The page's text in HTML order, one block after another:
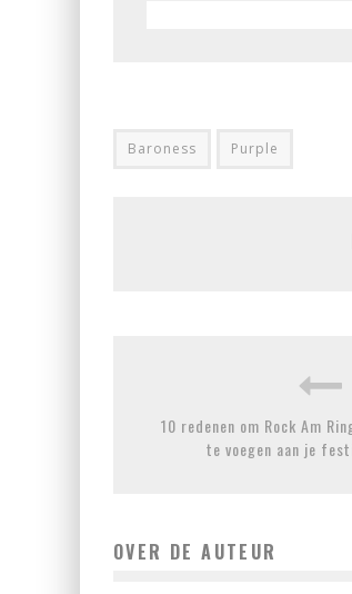
Baroness Purple
10 redenen om Rock Am
te voegen aan je
OVER DE AUTEUR